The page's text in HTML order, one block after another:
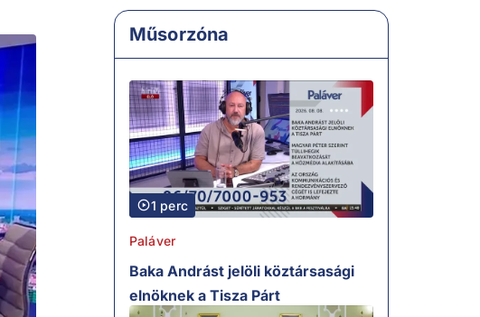
Műsorzóna
1 perc
Paláver
Baka Andrást jelöli köztársasági
elnöknek a Tisza Párt